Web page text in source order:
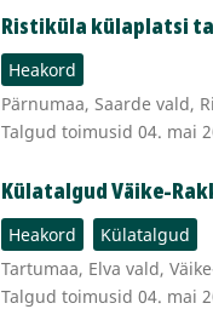
Ristiküla külaplatsi
Heakord
Pärnumaa, Saarde vald,
Talgud toimusid 04. mai
Külatalgud Väike-
Heakord
Külatalgud
Tartumaa, Elva vald,
Talgud toimusid 04. mai